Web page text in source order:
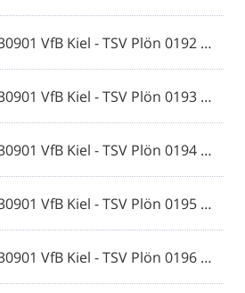
20230901 VfB Kiel - TSV Plön 0192 © 2023 Ismail Yesilyurt.jpg
20230901 VfB Kiel - TSV Plön 0193 © 2023 Ismail Yesilyurt.jpg
20230901 VfB Kiel - TSV Plön 0194 © 2023 Ismail Yesilyurt.jpg
20230901 VfB Kiel - TSV Plön 0195 © 2023 Ismail Yesilyurt.jpg
20230901 VfB Kiel - TSV Plön 0196 © 2023 Ismail Yesilyurt.jpg